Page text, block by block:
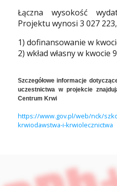
Łączna wysokość
Projektu wynosi 3 027
1) dofinansowanie w
2) wkład własny w kwocie
Szczegółowe informacje
uczestnictwa w projekcie
Centrum Krwi
https://www.gov.pl/web/nck/
krwiodawstwa-i-krwiolecznictwa